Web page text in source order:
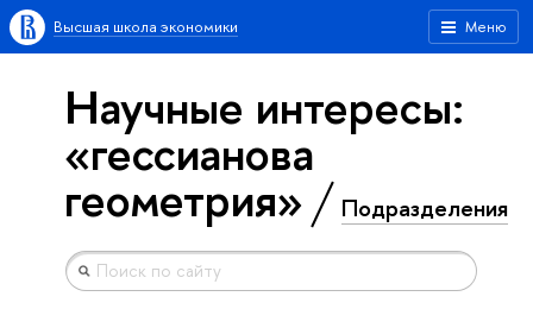
Меню
Высшая школа экономики
Научные интересы:
«гессианова
геометрия» Подразделения